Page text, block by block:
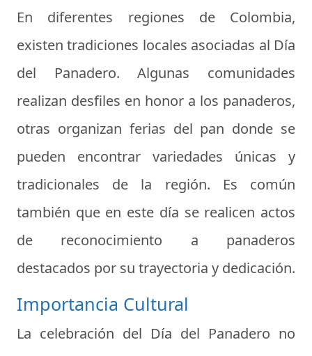
En diferentes regiones de Colombia,
existen tradiciones locales asociadas al Día
del Panadero. Algunas comunidades
realizan desfiles en honor a los panaderos,
otras organizan ferias del pan donde se
pueden encontrar variedades únicas y
tradicionales de la región. Es común
también que en este día se realicen actos
de reconocimiento a panaderos
destacados por su trayectoria y dedicación.
Importancia Cultural
La celebración del Día del Panadero no